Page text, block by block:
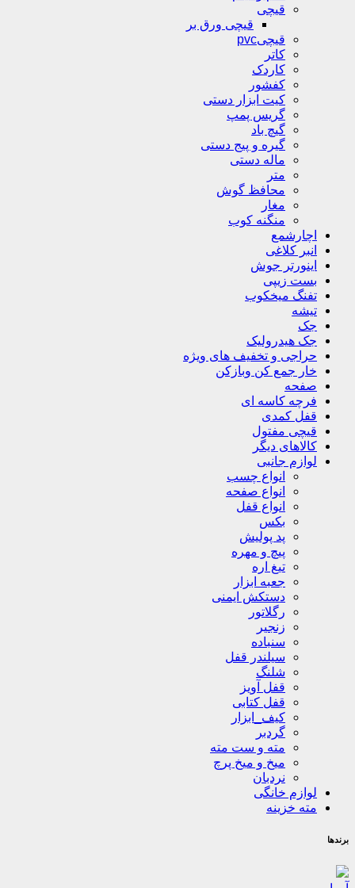
قیچی
قیچی ورق بر
قیچیpvc
کاتر
کاردک
کفشور
کیت ابزار دستی
گریس پمپ
گیچ باد
گیره و پیج دستی
ماله دستی
متر
محافظ گوش
مغار
منگنه کوب
اچارشمع
انبر کلاغی
اینورتر جوش
بست زیپی
تفنگ میخکوب
تیشه
جک
جک هیدرولیک
حراجی و تخفیف های ویژه
خار جمع کن وبازکن
صفحه
فرچه کاسه ای
قفل کمدی
قیچی مفتول
کالاهای دیگر
لوازم جانبی
انواع چسب
انواع صفحه
انواع قفل
بکس
پد پولیش
پیچ و مهره
تیغ اره
جعبه ابزار
دستکش ایمنی
رگلاتور
زنجیر
سنباده
سیلندر قفل
شلنگ
قفل آویز
قفل کتابی
کیف_ابزار
گردبر
مته و ست مته
میخ و میخ پرچ
نردبان
لوازم خانگی
مته خزینه
برندها